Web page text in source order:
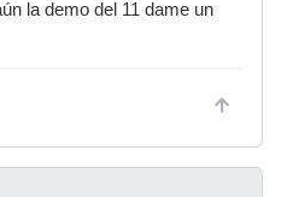
la demo del 11 dame un